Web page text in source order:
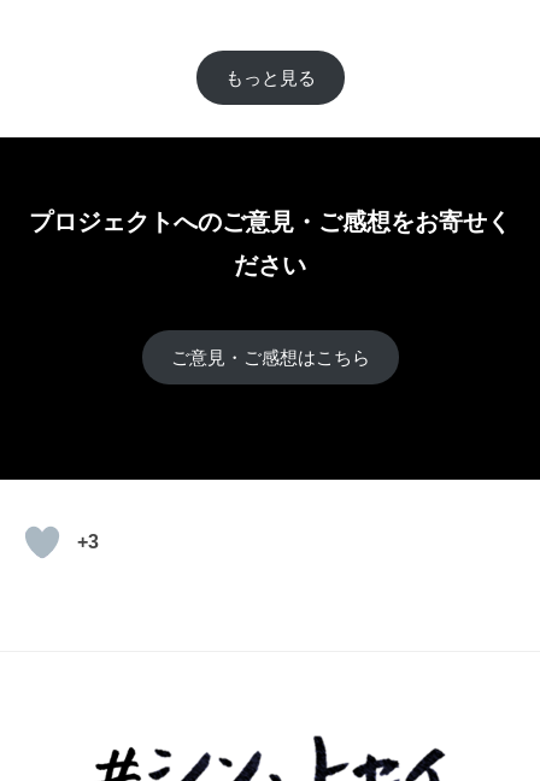
もっと見る
プロジェクトへのご意見・ご感想をお寄せく
ださい
ご意見・ご感想はこちら
+3